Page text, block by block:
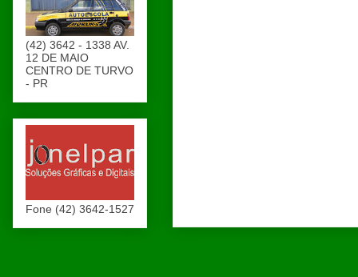
(42) 3642 - 1338 AV.
12 DE MAIO
CENTRO DE TURVO
- PR
Fone (42) 3642-1527